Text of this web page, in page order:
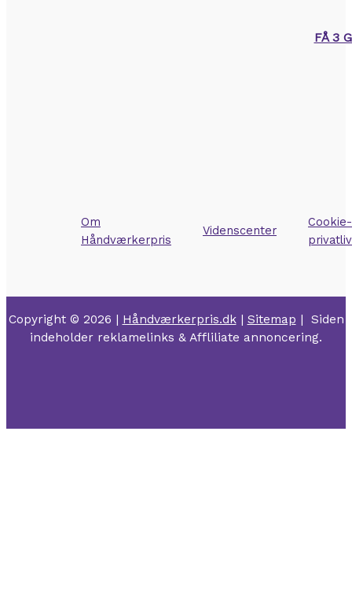
FÅ 3
Om
Håndværkerpris
Videnscenter
Copyright © 2026 | Håndværkerpris.dk| Sitemap | Siden
indeholder reklamelinks & Affliliate annoncering.